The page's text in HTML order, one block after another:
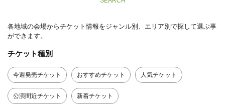
各地域の会場からチケット情報をジャンル別、エリア別で探して選ぶ事
ができます。
チケット種別
今週発売チケット おすすめチケット 人気チケット
公演間近チケット 新着チケット